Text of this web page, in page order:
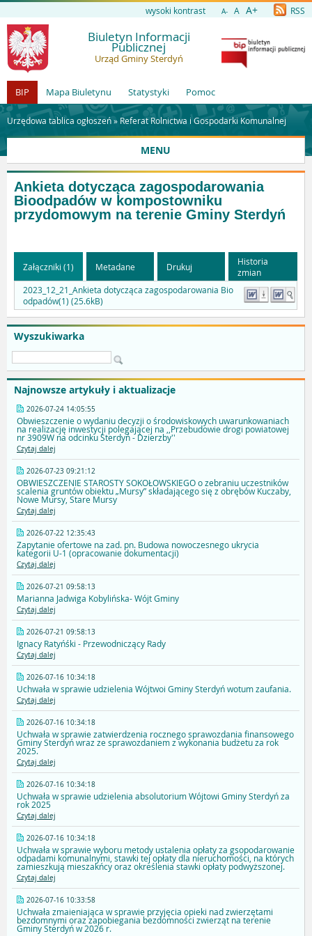
wysoki kontrast A- A A+ RSS
Biuletyn Informacji
Publicznej
Urząd Gminy Sterdyń
BIP Mapa Biuletynu Statystyki Pomoc
Urzędowa tablica ogłoszeń » Referat Rolnictwa i Gospodarki Komunalnej
MENU
Wyszukiwarka
Najnowsze artykuły i aktualizacje
2026-07-24 14:05:55
Obwieszczenie o wydaniu decyzji o środowiskowych uwarunkowaniach
na realizację inwestycji polegającej na ,,Przebudowie drogi powiatowej
nr 3909W na odcinku Sterdyń - Dzierzby''
Czytaj dalej
2026-07-23 09:21:12
OBWIESZCZENIE STAROSTY SOKOŁOWSKIEGO o zebraniu uczestników
scalenia gruntów obiektu „Mursy” składającego się z obrębów Kuczaby,
Nowe Mursy, Stare Mursy
Czytaj dalej
2026-07-22 12:35:43
Zapytanie ofertowe na zad. pn. Budowa nowoczesnego ukrycia
kategorii U-1 (opracowanie dokumentacji)
Czytaj dalej
2026-07-21 09:58:13
Marianna Jadwiga Kobylińska- Wójt Gminy
Czytaj dalej
2026-07-21 09:58:13
Ignacy Ratyńśki - Przewodniczący Rady
Czytaj dalej
2026-07-16 10:34:18
Uchwała w sprawie udzielenia Wójtwoi Gminy Sterdyń wotum zaufania.
Czytaj dalej
2026-07-16 10:34:18
Uchwała w sprawie zatwierdzenia rocznego sprawozdania finansowego
Gminy Sterdyń wraz ze sprawozdaniem z wykonania budżetu za rok
2025.
Czytaj dalej
2026-07-16 10:34:18
Uchwała w sprawie udzielenia absolutorium Wójtowi Gminy Sterdyń za
rok 2025
Czytaj dalej
2026-07-16 10:34:18
Uchwała w sprawie wyboru metody ustalenia opłaty za gsopodarowanie
odpadami komunalnymi, stawki tej opłaty dla nieruchomości, na których
zamieszkują mieszakńcy oraz określenia stawki opłaty podwyższonej.
Czytaj dalej
2026-07-16 10:33:58
Uchwała zmaieniająca w sprawie przyjęcia opieki nad zwierzętami
bezdomnymi oraz zapobiegania bezdomności zwierząt na terenie
Gminy Sterdyń w 2026 r.
Ankieta dotycząca zagospodarowania
Bioodpadów w kompostowniku
przydomowym na terenie Gminy Sterdyń
Załączniki (1) Metadane Drukuj
Historia
zmian
2023_12_21_Ankieta dotycząca zagospodarowania Bio
odpadów(1) (25.6kB)